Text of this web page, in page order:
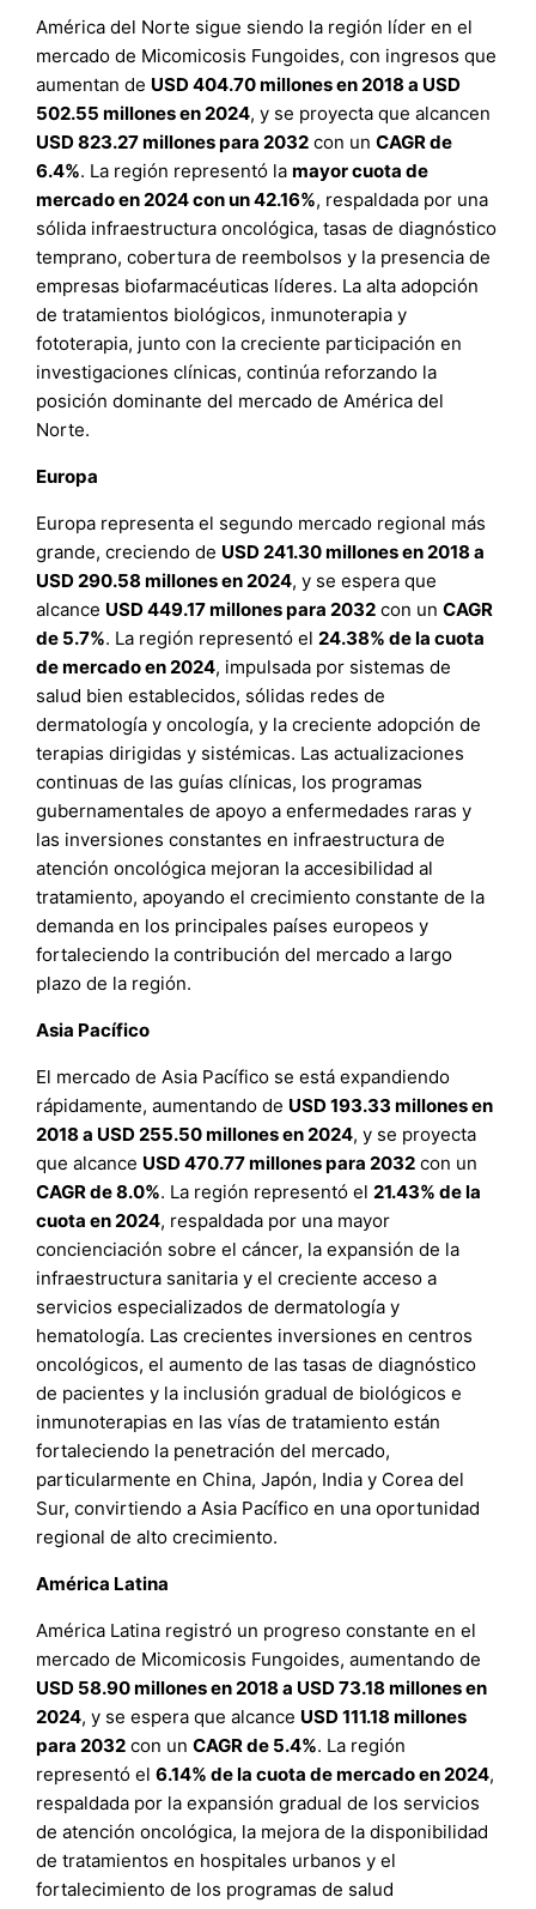
América del Norte sigue siendo la región líder en el
mercado de Micomicosis Fungoides, con ingresos que
aumentan de USD 404.70 millones en 2018 a USD
502.55 millones en 2024, y se proyecta que alcancen
USD 823.27 millones para 2032 con unCAGR de
6.4%. La región representó la mayor cuota de
mercado en 2024 con un 42.16%, respaldada por una
sólida infraestructura oncológica, tasas de diagnóstico
temprano, cobertura de reembolsos y la presencia de
empresas biofarmacéuticas líderes. La alta adopción
de tratamientos biológicos, inmunoterapia y
fototerapia, junto con la creciente participación en
investigaciones clínicas, continúa reforzando la
posición dominante del mercado de América del
Norte.
Europa
Europa representa el segundo mercado regional más
grande, creciendo de USD 241.30 millones en 2018 a
USD 290.58 millones en 2024, y se espera que
alcance USD 449.17 millones para 2032 con unCAGR
de 5.7%. La región representó el24.38% de la cuota
de mercado en 2024, impulsada por sistemas de
salud bien establecidos, sólidas redes de
dermatología y oncología, y la creciente adopción de
terapias dirigidas y sistémicas. Las actualizaciones
continuas de las guías clínicas, los programas
gubernamentales de apoyo a enfermedades raras y
las inversiones constantes en infraestructura de
atención oncológica mejoran la accesibilidad al
tratamiento, apoyando el crecimiento constante de la
demanda en los principales países europeos y
fortaleciendo la contribución del mercado a largo
plazo de la región.
Asia Pacífico
El mercado de Asia Pacífico se está expandiendo
rápidamente, aumentando de USD 193.33 millones en
2018 a USD 255.50 millones en 2024, y se proyecta
que alcance USD 470.77 millones para 2032 con un
CAGR de 8.0%. La región representó el21.43% de la
cuota en 2024, respaldada por una mayor
concienciación sobre el cáncer, la expansión de la
infraestructura sanitaria y el creciente acceso a
servicios especializados de dermatología y
hematología. Las crecientes inversiones en centros
oncológicos, el aumento de las tasas de diagnóstico
de pacientes y la inclusión gradual de biológicos e
inmunoterapias en las vías de tratamiento están
fortaleciendo la penetración del mercado,
particularmente en China, Japón, India y Corea del
Sur, convirtiendo a Asia Pacífico en una oportunidad
regional de alto crecimiento.
América Latina
América Latina registró un progreso constante en el
mercado de Micomicosis Fungoides, aumentando de
USD 58.90 millones en 2018 a USD 73.18 millones en
2024, y se espera que alcance USD 111.18 millones
para 2032 con unCAGR de 5.4%. La región
representó el6.14% de la cuota de mercado en 2024,
respaldada por la expansión gradual de los servicios
de atención oncológica, la mejora de la disponibilidad
de tratamientos en hospitales urbanos y el
fortalecimiento de los programas de salud